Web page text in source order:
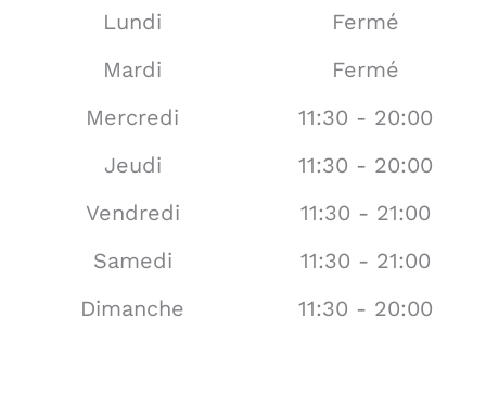
Lundi
Fermé
Mardi
Fermé
Mercredi
11:30 - 20:00
Jeudi
11:30 - 20:00
Vendredi
11:30 - 21:00
Samedi
11:30 - 21:00
Dimanche
11:30 - 20:00